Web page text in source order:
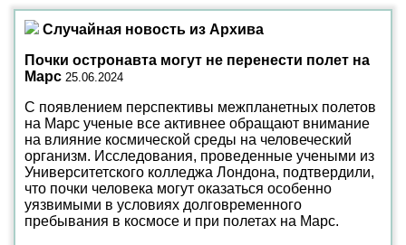
Случайная новость из Архива
Почки остронавта могут не перенести полет на
Марс 25.06.2024
С появлением перспективы межпланетных полетов
на Марс ученые все активнее обращают внимание
на влияние космической среды на человеческий
организм. Исследования, проведенные учеными из
Университетского колледжа Лондона, подтвердили,
что почки человека могут оказаться особенно
уязвимыми в условиях долговременного
пребывания в космосе и при полетах на Марс.